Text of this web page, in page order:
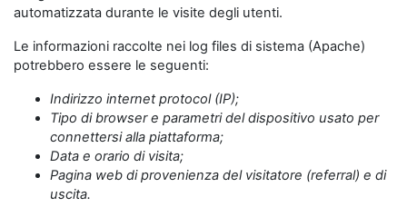
automatizzata durante le visite degli utenti.
Le informazioni raccolte nei log files di sistema (Apache)
potrebbero essere le seguenti:
Indirizzo internet protocol (IP);
Tipo di browser e parametri del dispositivo usato per
connettersi alla piattaforma;
Data e orario di visita;
Pagina web di provenienza del visitatore (referral) e di
uscita.